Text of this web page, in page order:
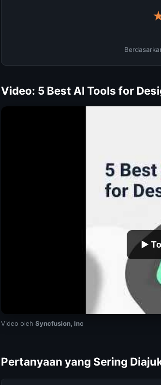
Video: 5 Best AI Tools for
▶
Video oleh Syncfusion, Inc
Pertanyaan yang Sering